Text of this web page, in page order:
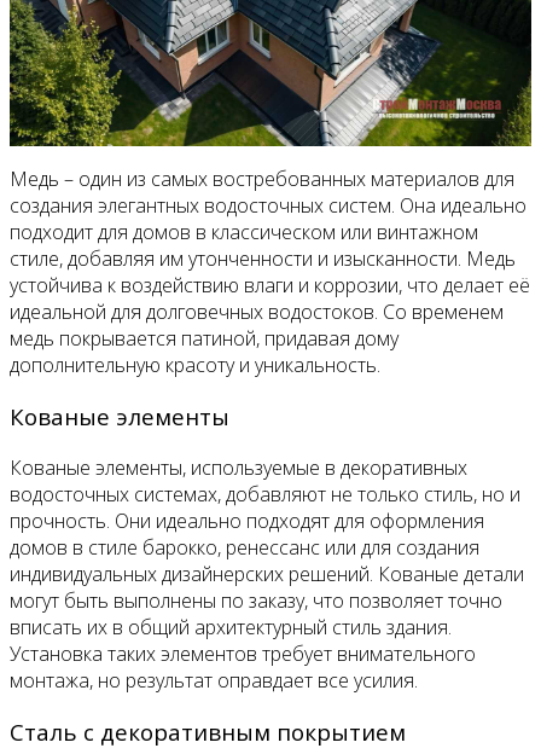
Медь – один из самых востребованных материалов для
создания элегантных водосточных систем. Она идеально
подходит для домов в классическом или винтажном
стиле, добавляя им утонченности и изысканности. Медь
устойчива к воздействию влаги и коррозии, что делает её
идеальной для долговечных водостоков. Со временем
медь покрывается патиной, придавая дому
дополнительную красоту и уникальность.
Кованые элементы
Кованые элементы, используемые в декоративных
водосточных системах, добавляют не только стиль, но и
прочность. Они идеально подходят для оформления
домов в стиле барокко, ренессанс или для создания
индивидуальных дизайнерских решений. Кованые детали
могут быть выполнены по заказу, что позволяет точно
вписать их в общий архитектурный стиль здания.
Установка таких элементов требует внимательного
монтажа, но результат оправдает все усилия.
Сталь с декоративным покрытием